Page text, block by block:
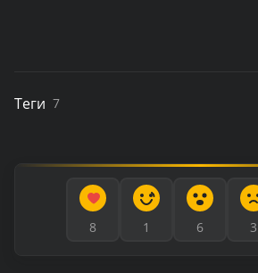
Теги 7
8 1 6 3